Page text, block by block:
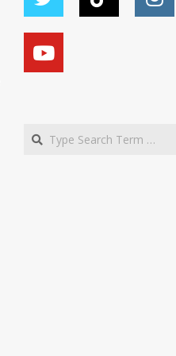
Search